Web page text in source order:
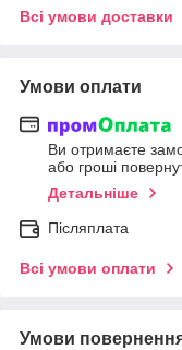
Всі умови доставки
Умови оплати
Ви отримаєте
або гроші
Детальніше
Післяплата
Всі умови оплати
Умови